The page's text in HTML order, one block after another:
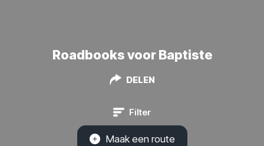
Roadbooks voor Baptiste
DELEN
Filter
Maak een route